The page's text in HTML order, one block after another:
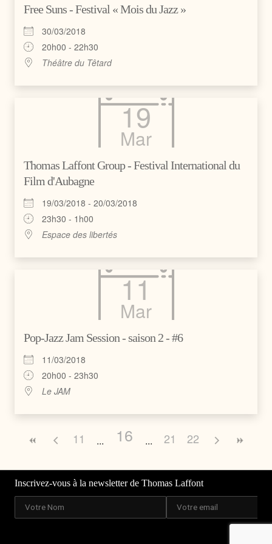
Free Suns - Festival « Mois du Jazz »
30/03/2018
20h00 - 22h30
Théâtre du Têtard
19
Mar
Thomas Laffont Group - Festival International du
Film d'Aubagne
19/03/2018 - 20/03/2018
23h30 - 1h00
Espace des libertés
11
Mar
Pop-Jazz Jam Session - saison 2 - #6
11/03/2018
20h00 - 23h30
Le JAM
11 16 21 22
Inscrivez-vous à la newsletter de Thomas Laffont